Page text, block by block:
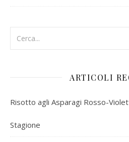
ARTICOLI
Risotto agli Asparagi Rosso-
Stagione